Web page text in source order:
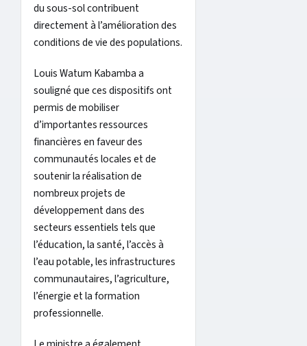
du sous-sol contribuent
directement à l’amélioration des
conditions de vie des populations.
Louis Watum Kabamba a
souligné que ces dispositifs ont
permis de mobiliser
d’importantes ressources
financières en faveur des
communautés locales et de
soutenir la réalisation de
nombreux projets de
développement dans des
secteurs essentiels tels que
l’éducation, la santé, l’accès à
l’eau potable, les infrastructures
communautaires, l’agriculture,
l’énergie et la formation
professionnelle.